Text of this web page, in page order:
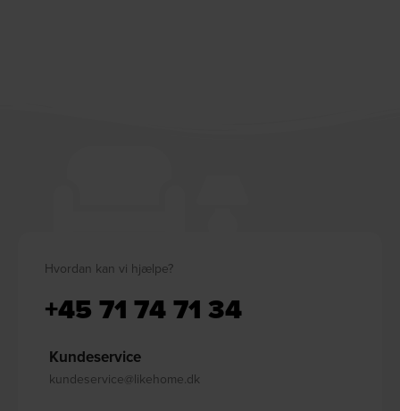
Hvordan kan vi hjælpe?
+45 71 74 71 34
Kundeservice
kundeservice@likehome.dk